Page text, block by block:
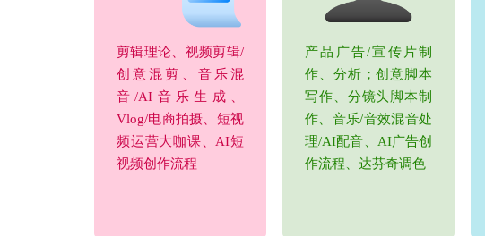
剪辑理论、视频剪辑/
创意混剪、音乐混
音/AI音乐生成、
Vlog/电商拍摄、短视
频运营大咖课、AI短
视频创作流程
产品广告/宣传片制
作、分析；创意脚本
写作、分镜头脚本制
作、音乐/音效混音处
理/AI配音、AI广告创
作流程、达芬奇调色